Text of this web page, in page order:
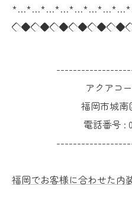
アクアコ
福岡市城南
電話番号 :
福岡でお客様に合わせた内